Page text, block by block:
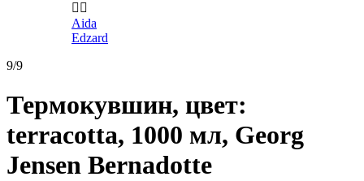
 
Aida
Edzard
9/9
Термокувшин, цвет:
terracotta, 1000 мл, Georg
Jensen Bernadotte